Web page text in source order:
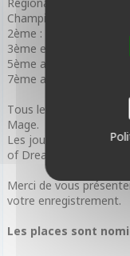
Champion Playmat
2ème : 6 booster
3ème et 4ème : 5
5ème au 8ème : 3
7ème au 32ème : 2
Tous les participants
Mage.
Les joueurs du top 8
of Dreams.
Merci de vous
votre enregistrement.
Les places sont